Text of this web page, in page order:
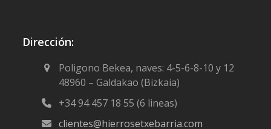
Dirección:
Poligono Bekea, naves: 4-5-6-8-10 y 12
48960 – Galdakao (Bizkaia)
+34 94 457 18 55 (6 lineas)
clientes@hierrosetxebarria.com